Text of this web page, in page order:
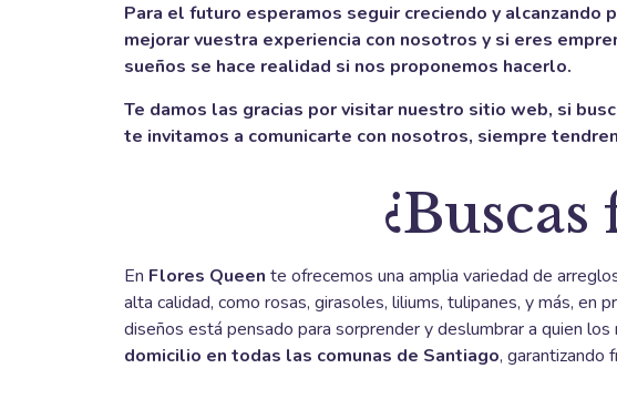
Para el futuro esperamos seguir creciendo y
mejorar vuestra experiencia con nosotros y si eres
sueños se hace realidad si nos proponemos hacerlo.
Te damos las gracias por visitar nuestro sitio web, si
te invitamos a comunicarte con nosotros, siempre
En Flores Queen te ofrecemos una amplia variedad de
alta calidad, como rosas, girasoles, liliums, tulipanes, y más,
diseños está pensado para sorprender y deslumbrar a quien
domicilio en todas las comunas de Santiago, garantizando